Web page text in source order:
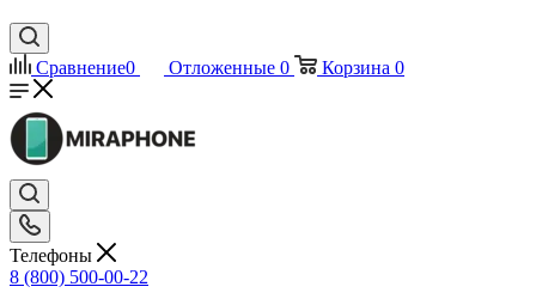
Сравнение0 Отложенные 0 Корзина 0
Телефоны
8 (800) 500-00-22